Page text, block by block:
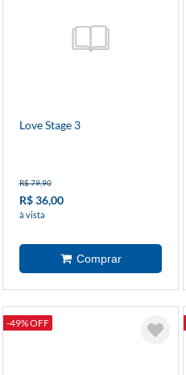
Love Stage 3
R$ 79,90
R$ 36,00
à vista
-49% OFF